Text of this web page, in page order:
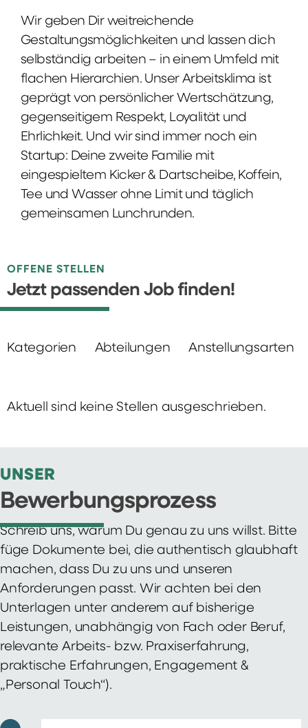
Wir geben Dir weitreichende
Gestaltungsmöglichkeiten und lassen dich
selbständig arbeiten – in einem Umfeld mit
flachen Hierarchien. Unser Arbeitsklima ist
geprägt von persönlicher Wertschätzung,
gegenseitigem Respekt, Loyalität und
Ehrlichkeit. Und wir sind immer noch ein
Startup: Deine zweite Familie mit
eingespieltem Kicker & Dartscheibe, Koffein,
Tee und Wasser ohne Limit und täglich
gemeinsamen Lunchrunden.
OFFENE STELLEN
Jetzt passenden Job finden!
Kategorien Abteilungen Anstellungsarten
Aktuell sind keine Stellen ausgeschrieben.
UNSER
Bewerbungsprozess
Schreib uns, warum Du genau zu uns willst. Bitte
füge Dokumente bei, die authentisch glaubhaft
machen, dass Du zu uns und unseren
Anforderungen passt. Wir achten bei den
Unterlagen unter anderem auf bisherige
Leistungen, unabhängig von Fach oder Beruf,
relevante Arbeits- bzw. Praxiserfahrung,
praktische Erfahrungen, Engagement &
„Personal Touch“).